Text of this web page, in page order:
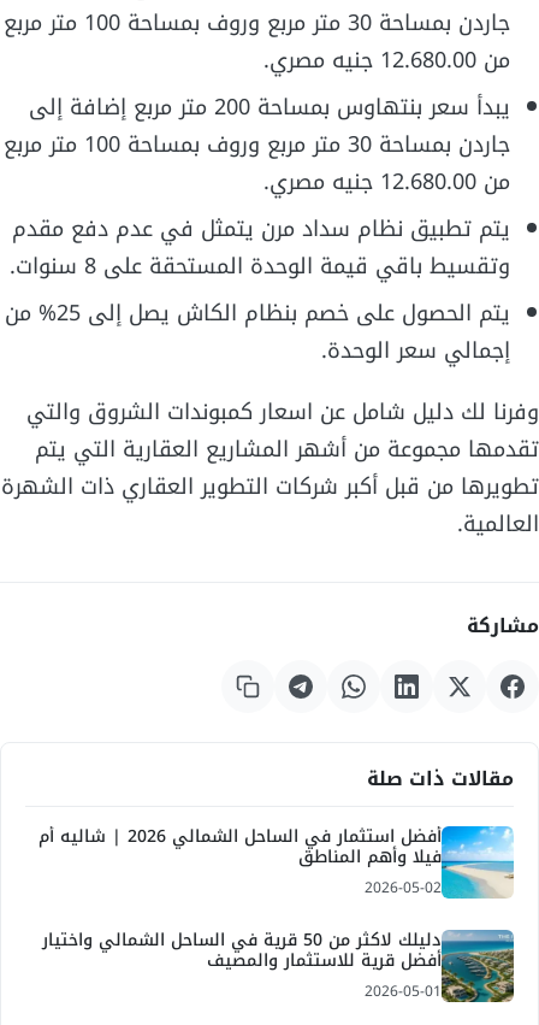
جاردن بمساحة 30 متر مربع وروف بمساحة 100 متر مربع
من 12.680.00 جنيه مصري.
يبدأ سعر بنتهاوس بمساحة 200 متر مربع إضافة إلى
جاردن بمساحة 30 متر مربع وروف بمساحة 100 متر مربع
من 12.680.00 جنيه مصري.
يتم تطبيق نظام سداد مرن يتمثل في عدم دفع مقدم
وتقسيط باقي قيمة الوحدة المستحقة على 8 سنوات.
يتم الحصول على خصم بنظام الكاش يصل إلى 25% من
إجمالي سعر الوحدة.
وفرنا لك دليل شامل عن اسعار كمبوندات الشروق والتي
تقدمها مجموعة من أشهر المشاريع العقارية التي يتم
تطويرها من قبل أكبر شركات التطوير العقاري ذات الشهرة
العالمية.
مشاركة
مقالات ذات صلة
أفضل استثمار في الساحل الشمالي 2026 | شاليه أم
فيلا وأهم المناطق
2026-05-02
دليلك لاكثر من 50 قرية في الساحل الشمالي واختيار
أفضل قرية للاستثمار والمصيف
2026-05-01